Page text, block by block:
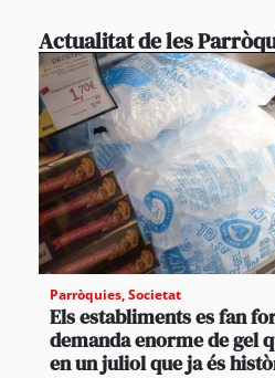
Actualitat de les
Parròquies,Societat
Els establiments es fan
demanda enorme de gel
en un juliol que ja és